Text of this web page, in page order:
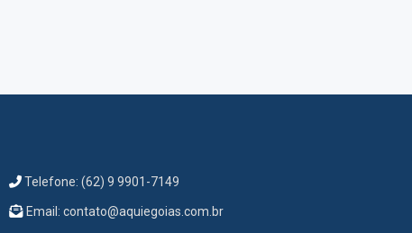
Telefone: (62) 9 9901-7149
Email: contato@aquiegoias.com.br